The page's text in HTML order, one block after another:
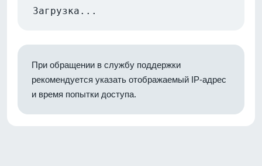
Загрузка...
При обращении в службу поддержки
рекомендуется указать отображаемый IP-адрес
и время попытки доступа.